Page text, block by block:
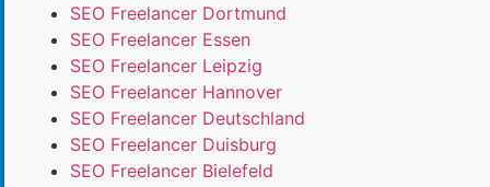
SEO Freelancer Dortmund
SEO Freelancer Essen
SEO Freelancer Leipzig
SEO Freelancer Hannover
SEO Freelancer Deutschland
SEO Freelancer Duisburg
SEO Freelancer Bielefeld